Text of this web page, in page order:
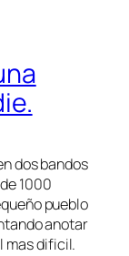
dos bandos
1000
pueblo
anotar
mas dificil.